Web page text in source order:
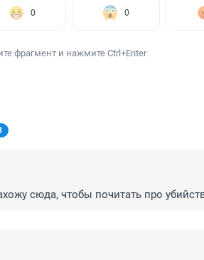
0 0
фрагмент и нажмите Ctrl+Enter
сюда, чтобы почитать про